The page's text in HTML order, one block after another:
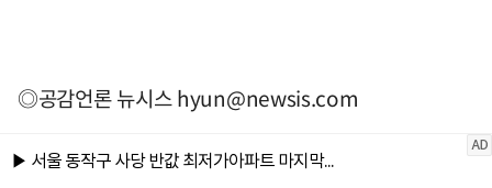
◎공감언론 뉴시스hyun@newsis.com